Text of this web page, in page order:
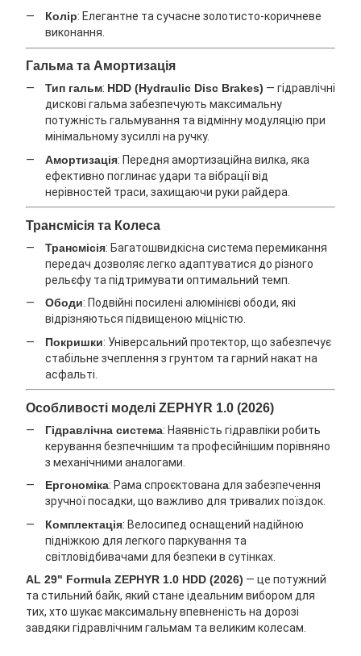
Колір: Елегантне та сучасне золотисто-коричневе
виконання.
Гальма та Амортизація
Тип гальм: HDD (Hydraulic Disc Brakes) — гідравлічні
дискові гальма забезпечують максимальну
потужність гальмування та відмінну модуляцію при
мінімальному зусиллі на ручку.
Амортизація: Передня амортизаційна вилка, яка
ефективно поглинає удари та вібрації від
нерівностей траси, захищаючи руки райдера.
Трансмісія та Колеса
Трансмісія: Багатошвидкісна система перемикання
передач дозволяє легко адаптуватися до різного
рельєфу та підтримувати оптимальний темп.
Ободи: Подвійні посилені алюмінієві ободи, які
відрізняються підвищеною міцністю.
Покришки: Універсальний протектор, що забезпечує
стабільне зчеплення з грунтом та гарний накат на
асфальті.
Особливості моделі ZEPHYR 1.0 (2026)
Гідравлічна система: Наявність гідравліки робить
керування безпечнішим та професійнішим порівняно
з механічними аналогами.
Ергономіка: Рама спроєктована для забезпечення
зручної посадки, що важливо для тривалих поїздок.
Комплектація: Велосипед оснащений надійною
підніжкою для легкого паркування та
світловідбивачами для безпеки в сутінках.
AL 29" Formula ZEPHYR 1.0 HDD (2026) — це потужний
та стильний байк, який стане ідеальним вибором для
тих, хто шукає максимальну впевненість на дорозі
завдяки гідравлічним гальмам та великим колесам.